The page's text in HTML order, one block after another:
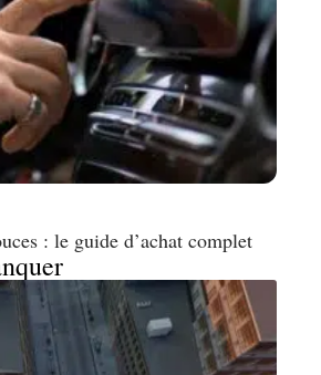
: le guide d’achat complet